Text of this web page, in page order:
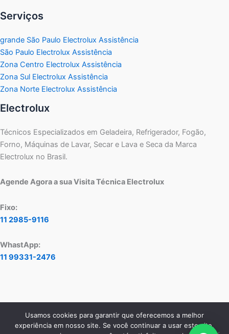
Serviços
grande São Paulo Electrolux Assistência
São Paulo Electrolux Assistência
Zona Centro Electrolux Assistência
Zona Sul Electrolux Assistência
Zona Norte Electrolux Assistência
Electrolux
Técnicos Especializados em Geladeira, Refrigerador, Fogão,
Forno, Máquinas de Lavar, Secar e Lava e Seca da Marca
Electrolux no Brasil.
Agende Agora a sua Visita Técnica Electrolux
Fixo:
11 2985-9116
WhastApp:
11 99331-2476
Copyright © 2026 Assistência Técnica Electrolux - Central de
Usamos cookies para garantir que oferecemos a melhor
experiência em nosso site. Se você continuar a usar este site,